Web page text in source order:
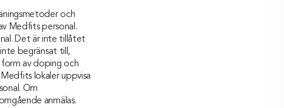
och
Medfits personal.
Det är inte tillåtet
begränsat till,
av doping och
lokaler uppvisa
Om
anmälas.